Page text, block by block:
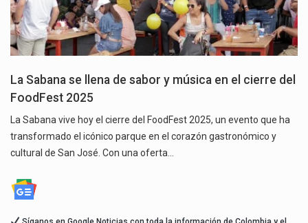
La Sabana se llena de sabor y música en el cierre del
FoodFest 2025
La Sabana vive hoy el cierre del FoodFest 2025, un evento que ha
transformado el icónico parque en el corazón gastronómico y
cultural de San José. Con una oferta…